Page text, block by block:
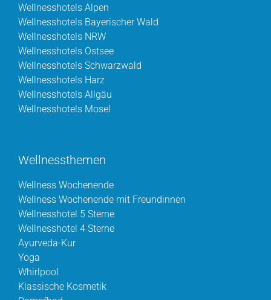
Wellnesshotels Alpen
Wellnesshotels Bayerischer Wald
Wellnesshotels NRW
Wellnesshotels Ostsee
Wellnesshotels Schwarzwald
Wellnesshotels Harz
Wellnesshotels Allgäu
Wellnesshotels Mosel
Wellnessthemen
Wellness Wochenende
Wellness Wochenende mit Freundinnen
Wellnesshotel 5 Sterne
Wellnesshotel 4 Sterne
Ayurveda-Kur
Yoga
Whirlpool
Klassische Kosmetik